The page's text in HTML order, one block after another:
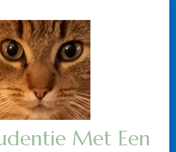
Met Een